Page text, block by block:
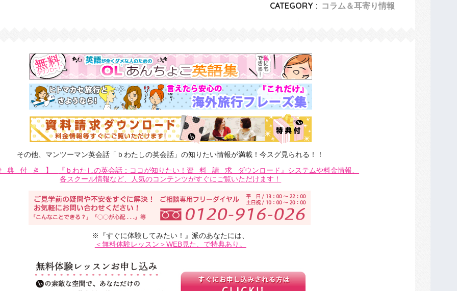
CATEGORY : コラム＆耳寄り情報
その他、マンツーマン英会話「ｂわたしの英会話」の知りたい情報が満載！今スグ見られる！！
典付き】 『ｂわたしの英会話：ココが知りたい！ 資料請求
ダウンロード』システムや料金情報、
各スクール情報など、人気のコンテンツがすぐにご覧いただけます！
※『すぐに体験してみたい！』派のあなたには、
＜無料体験レッスン＞WEB見た、で特典あり。